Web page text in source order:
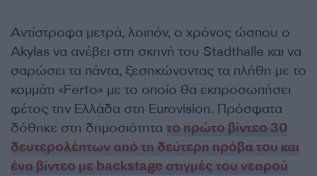
Αντίστροφα μετρά, λοιπόν, ο χρόνος ώσπου ο
Akylas να ανέβει στη σκηνή του Stadthalle και να
σαρώσει τα πάντα, ξεσηκώνοντας τα πλήθη με το
κομμάτι «Ferto» με το οποίο θα εκπροσωπήσει
φέτος την Ελλάδα στη Eurovision. Πρόσφατα
δόθηκε στη δημοσιότητα το πρώτο βίντεο 30
δευτερολέπτων από τη δεύτερη πρόβα του και
ένα βίντεο με backstage στιγμές του νεαρού